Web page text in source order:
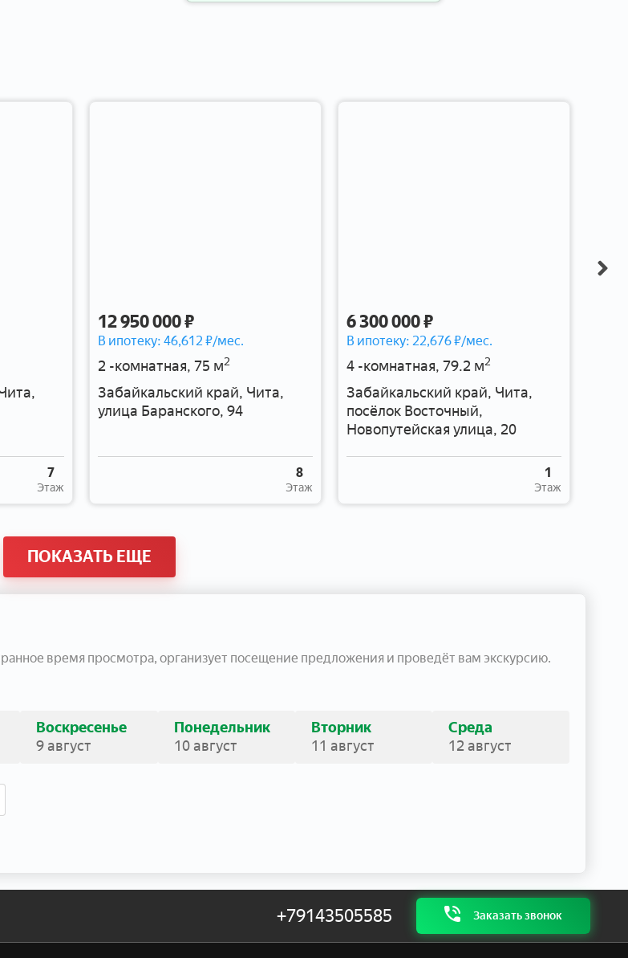
Этаж
7
12 950 000 ₽
В ипотеку: 46,612 ₽/мес.
2 -комнатная, 75 м2
Забайкальский край, Чита,
улица Баранского, 94
Этаж
8
6 300 000 ₽
В ипотеку: 22,676₽/мес.
4 -комнатная, 79.2 м2
Забайкальский край, Чита,
посёлок Восточный,
Новопутейская улица, 20
Этаж
1
ПОКАЗАТЬ ЕЩЕ
время просмотра, организует посещение предложения и проведёт вам экскурсию.
Воскресенье
9 август
Понедельник
10 август
Вторник
11 август
Среда
12 август
+79143505585 Заказать звонок